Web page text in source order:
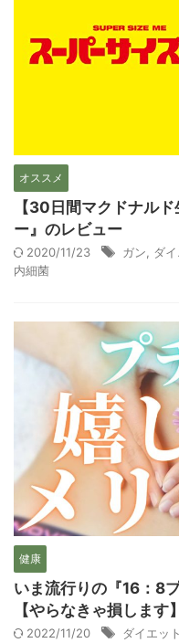
オススメ
【30日間マクドナル
ー』のレビュー
2020/11/23 ガン ダ
内細菌
健康
いま流行りの『16：8
【やらなきゃ損します】
2022/11/20 ダイエット